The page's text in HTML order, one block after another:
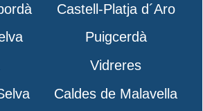
Castell-Platja d´Aro
Puigcerdà
Vidreres
Caldes de Malavella